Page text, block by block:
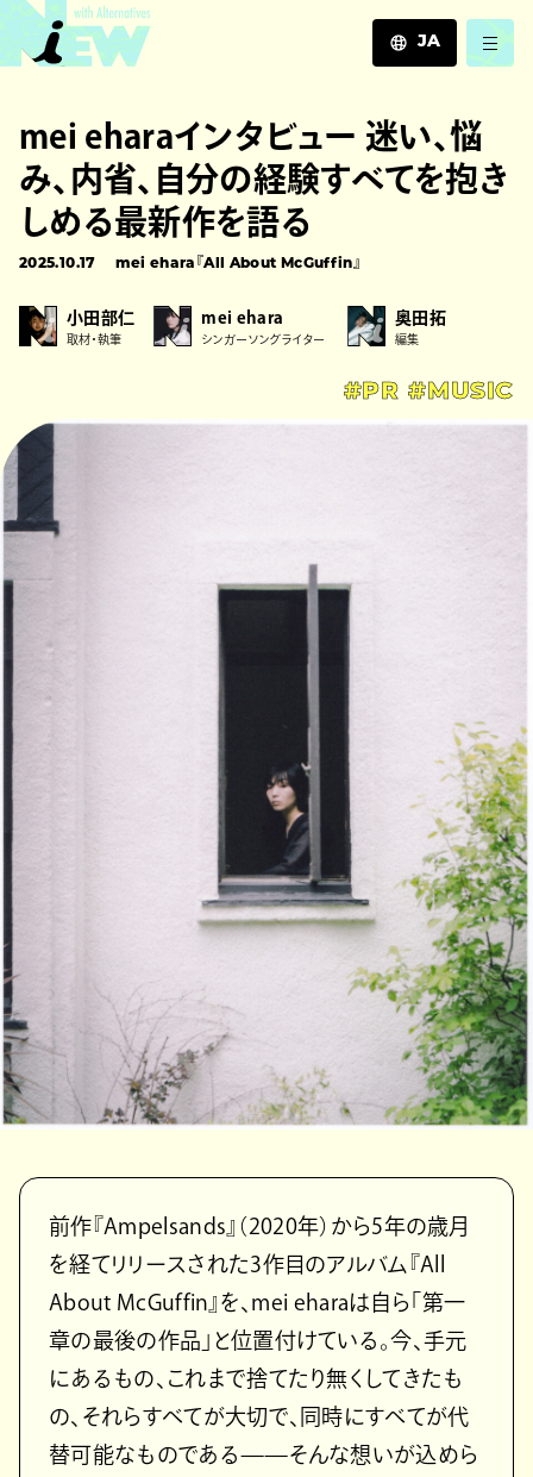
JA
EN
ZH
mei eharaインタビュー 迷い、悩
み、内省、自分の経験すべてを抱き
しめる最新作を語る
2025.10.17 mei ehara『All About McGuffin』
小田部仁
取材・執筆
mei ehara
シンガーソングライター
奥田拓
編集
#PR #MUSIC
前作『Ampelsands』（2020年）から5年の歳月
を経てリリースされた3作目のアルバム『All
About McGuffin』を、mei eharaは自ら「第一
章の最後の作品」と位置付けている。今、手元
にあるもの、これまで捨てたり無くしてきたも
の、それらすべてが大切で、同時にすべてが代
替可能なものである——そんな想いが込めら